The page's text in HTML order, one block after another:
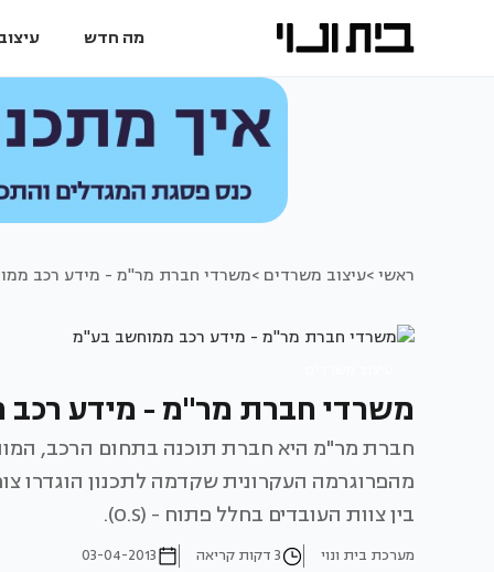
מה חדש
ראשי >עיצוב משרדים >משרדי חברת מר"מ - מידע רכב
משרדי חברת מר"מ - מידע
מהפרוגרמה העקרונית שקדמה לתכנון הוגדרו
בין צוות העובדים בחלל פתוח - (O.S).
מערכת בית ונוי 3 דקות קריאה 03-04-2013